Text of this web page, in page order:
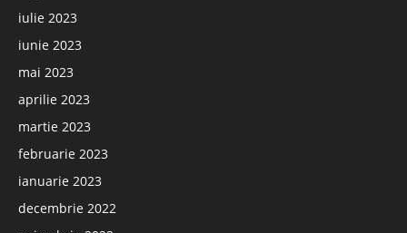
iulie 2023
iunie 2023
mai 2023
aprilie 2023
martie 2023
februarie 2023
ianuarie 2023
decembrie 2022